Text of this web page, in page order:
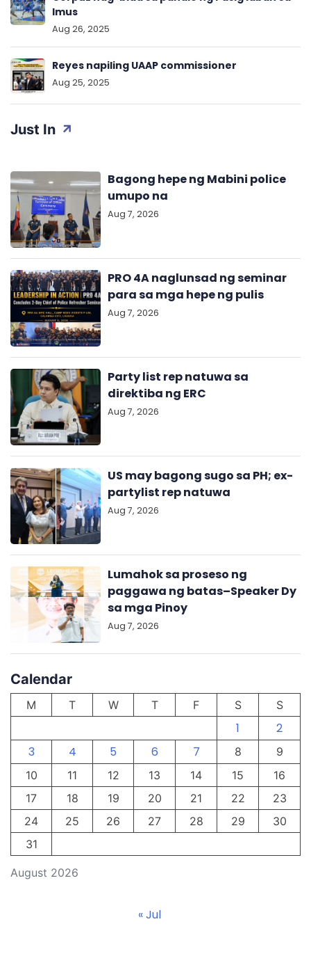
Just In
Bagong hepe ng Mabini police
umupo na
Aug 7, 2026
PRO 4A naglunsad ng seminar
para sa mga hepe ng pulis
Aug 7, 2026
Party list rep natuwa sa
direktiba ng ERC
Aug 7, 2026
US may bagong sugo sa PH; ex-
partylist rep natuwa
Aug 7, 2026
Lumahok sa proseso ng
paggawa ng batas–Speaker Dy
sa mga Pinoy
Aug 7, 2026
Calendar
August 2026
M T W T F S S
1
2
3
4 5 6 7 8
9
10
11 12 13 14 15
16
17
18 19 20 21 22
23
24
25 26 27 28 29
30
31
« Jul
Imus
Aug 26, 2025
Reyes napiling UAAP commissioner
Aug 25, 2025